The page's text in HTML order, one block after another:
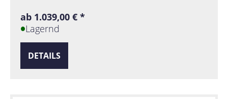
ab 1.039,00 € *
Lagernd
DETAILS